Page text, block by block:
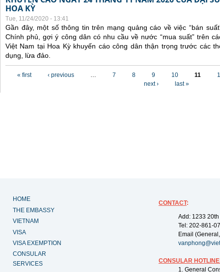
HOA KỲ
Tue, 11/24/2020 - 13:41
Gần đây, một số thông tin trên mạng quảng cáo về việc “bán
Chính phủ, gợi ý công dân có nhu cầu về nước “mua suất” trên
Việt Nam tại Hoa Kỳ khuyến cáo công dân thận trọng trước các
dụng, lừa đảo.
« first ‹ previous … 7 8 9 10 11
next ›
last »
HOME
THE EMBASSY
VIETNAM
VISA
VISA EXEMPTION
CONSULAR
SERVICES
CONTACT:
Add: 1233
Tel: 202-861-
Email
CONSULAR
1. General